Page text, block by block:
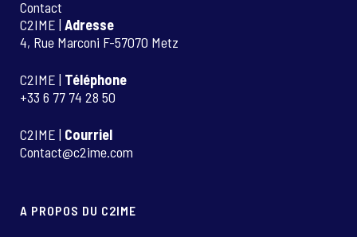
Contact
C2IME | Adresse
4, Rue Marconi F-57070 Metz
C2IME | Téléphone
+33 6 77 74 28 50
C2IME | Courriel
Contact@c2ime.com
A PROPOS DU C2IME